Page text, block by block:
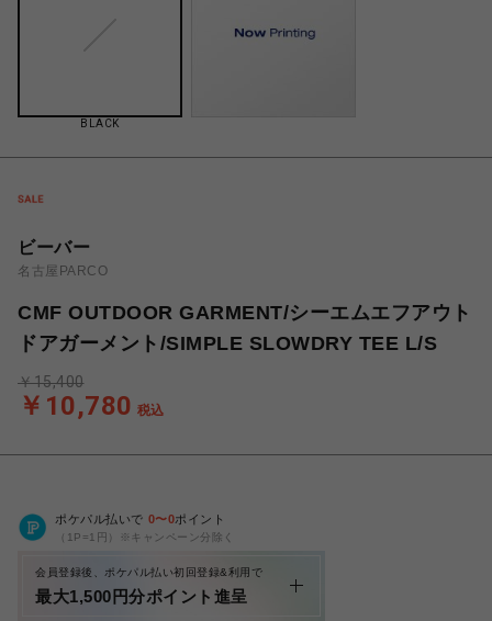
BLACK
ビーバー
名古屋PARCO
CMF OUTDOOR GARMENT/シーエムエフアウト
ドアガーメント/SIMPLE SLOWDRY TEE L/S
￥10,780 税込
￥15,400
ポケパル払いで 0〜0ポイント
（1P=1円）※キャンペーン分除く
会員登録後、ポケパル払い初回登録&利用で
最大1,500円分ポイント進呈